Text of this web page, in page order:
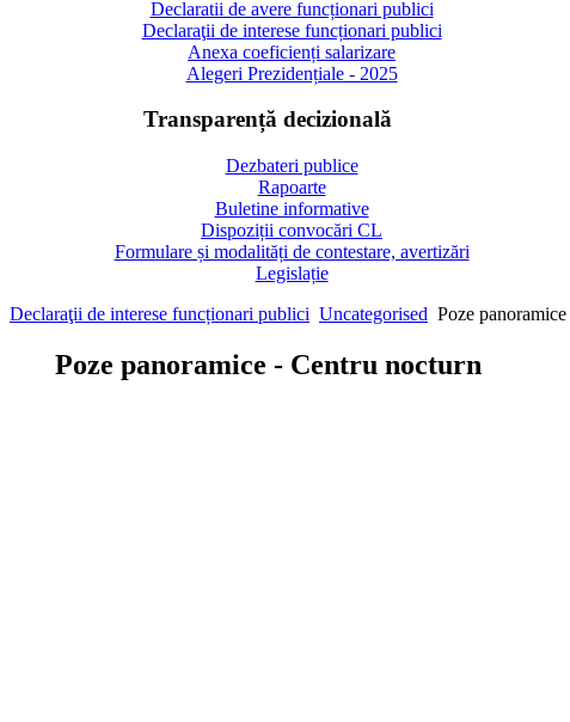
Declaratii de avere funcționari publici
Declaraţii de interese funcționari publici
Anexa coeficienți salarizare
Alegeri Prezidențiale - 2025
Transparență decizională
Dezbateri publice
Rapoarte
Buletine informative
Dispoziții convocări CL
Formulare și modalități de contestare, avertizări
Legislație
Declaraţii de interese funcționari publici Uncategorised Poze
Poze panoramice - Centru nocturn